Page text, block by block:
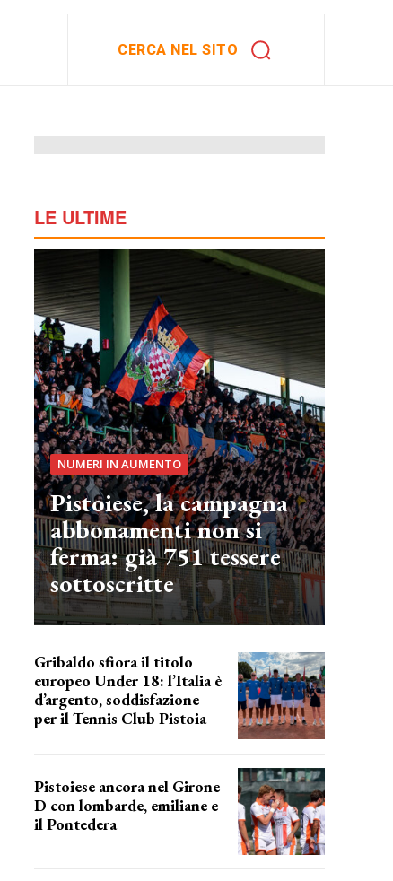
CERCA NEL SITO
LE ULTIME
NUMERI IN AUMENTO
Pistoiese, la campagna
abbonamenti non si
ferma: già 751 tessere
sottoscritte
Gribaldo sfiora il titolo
europeo Under 18: l’Italia è
d’argento, soddisfazione
per il Tennis Club Pistoia
Pistoiese ancora nel Girone
D con lombarde, emiliane e
il Pontedera